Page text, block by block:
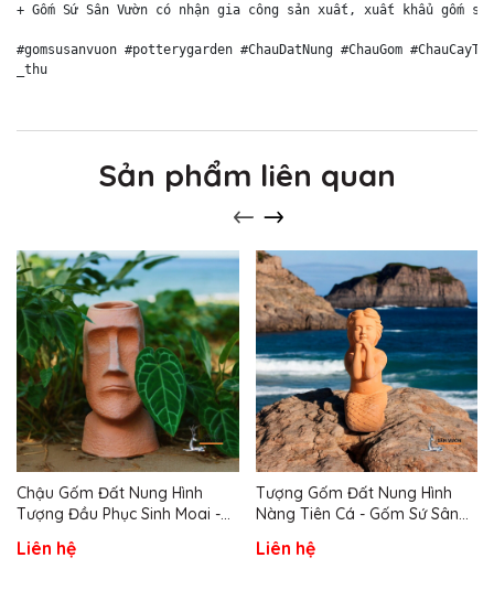
+ Gốm Sứ Sân Vườn có nhận gia công sản xuất, xuất khẩu gốm sứ
#gomsusanvuon #potterygarden #ChauDatNung #ChauGom
_thu
Sản phẩm liên quan
Chậu Gốm Đất Nung Hình
Tượng Đầu Phục Sinh Moai -
Liên hệ
Tượng Gốm Đất Nung Hình
Nàng Tiên Cá - Gốm Sứ Sân
Liên hệ